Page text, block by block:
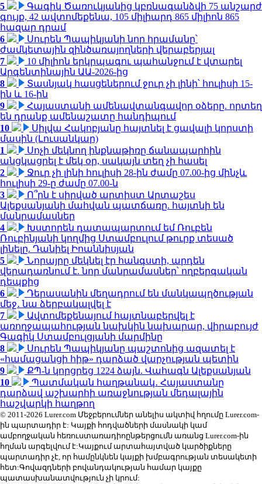
5
Գագիկ Ծառուկյանից կբռնագանձվի 75 անշարժ
գույք, 42 ավտոմեքենա, 105 միլիարդ 865 միլիոն 865
հազար դրամ
6
Սուրեն Պապիկյանի նոր հրամանը՝
ժամկետային զինծառայողների վերաբերյալ
7
10 միլիոն երկրպագու պահանջում է վտարել
Արգենտինային ԱԱ-2026-ից
8
Տասնյակ հասցեներում ջուր չի լինի՝ հուլիսի 15-
ին և 16-ին
9
Հայաստանի ամենավտանգավոր օձերը. որտեղ
են դրանք ամենաշատը հանդիպում
10
Սիլվա Հակոբյանը հայտնել է ցավալի կորստի
մասին (Լուսանկար)
1
Սոչի մեկնող ինքնաթիռը ճանապարհին
անցկացրել է մեկ օր, սակայն տեղ չի հասել
2
Ջուր չի լինի հուլիսի 28-ին ժամը 07.00-ից մինչև
հուլիսի 29-ը ժամը 07.00-ն
3
Ո՞րն է սիրված արտիստ Արտաշես
Ալեքսանյանի մահվան պատճառը. հայտնի են
մանրամասներ
4
Խստորեն դատապարտում եմ Ռուբեն
Ռուբինյանի կողմից Ստամբուլում թուրք տեսած
լինելը. Դանիել Իոաննիսյան
5
Նորայրը մեկնել էր հանգստի, արդեն
վերադառնում է. նոր մանրամասներ՝ ողբերգական
դեպքից
6
Դերասանին մեղադրում են մանկապղծության
մեջ․ նա ձերբակալվել է
7
Ավտոմեքենայում հայտնաբերվել է
առողջապահության նախկին նախարար, վիրաբույժ
Գագիկ Ստամբուլցյանի մարմինը
8
Սուրեն Պապիկյանը պաշտոնից ազատել է
«համացանցի հիթ» դարձած վարչության պետին
9
ՔՊ-ն կորցրեց 1224 ձայն. Վահագն Ալեքսանյան
10
Պատմական հաղթանակ․ Հայաստանը
դարձավ աշխարհի առաջնության մեդալային
հաշվարկի հաղթող
© 2011-2026 Lurer.com Մեջբերումներ անելիս ակտիվ հղումը Lurer.com-
ին պարտադիր է: Կայքի հոդվածների մասնակի կամ
ամբողջական հեռուստառադիոընթերցումն առանց Lurer.com-ին
հղման արգելվում է:Կայքում արտահայտված կարծիքները
պարտադիր չէ, որ համընկնեն կայքի խմբագրության տեսակետի
հետ:Գովազդների բովանդակության համար կայքը
պատասխանատվություն չի կրում: